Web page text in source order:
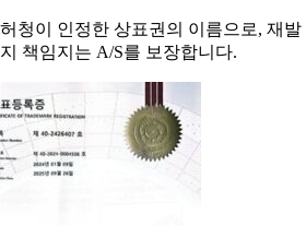
청이 인정한 상표권의 이름으로, 재
책임지는 A/S를 보장합니다.